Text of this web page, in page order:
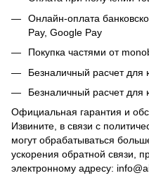
Онлайн-оплата
Pay, Google Pay
Покупка частями от
Безналичный расчет
Безналичный расчет
Официальная гарантия и
Извините, в связи с
могут обрабатываться
ускорения обратной связи,
электронному адресу: